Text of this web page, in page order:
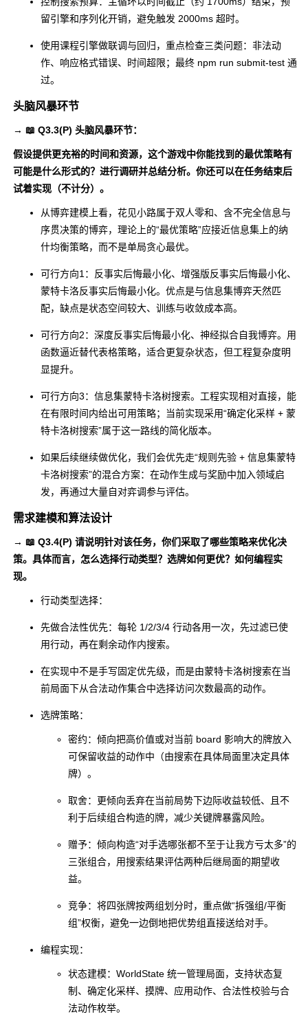
进计划（总结过程
点）
m &
Improveme
nt Plan
6
留引擎和序列化开销，避免触发 2000ms 超时。
使用课程引擎做联调与回归，重点检查三类问题：非法动
作、响应格式错误、时间超限；最终 npm run submit-test 通
过。
头脑风暴环节
→ 📖 Q3.3(P) 头脑风暴环节：
假设提供更充裕的时间和资源，这个游戏中你能找到的最优策略有
可能是什么形式的？进行调研并总结分析。你还可以在任务结束后
试着实现（不计分）。
从博弈建模上看，花见小路属于双人零和、含不完全信息与
序贯决策的博弈，理论上的“最优策略”应接近信息集上的纳
什均衡策略，而不是单局贪心最优。
可行方向1：反事实后悔最小化、增强版反事实后悔最小化、
蒙特卡洛反事实后悔最小化。优点是与信息集博弈天然匹
配，缺点是状态空间较大、训练与收敛成本高。
可行方向2：深度反事实后悔最小化、神经拟合自我博弈。用
函数逼近替代表格策略，适合更复杂状态，但工程复杂度明
显提升。
可行方向3：信息集蒙特卡洛树搜索。工程实现相对直接，能
在有限时间内给出可用策略；当前实现采用“确定化采样 + 蒙
特卡洛树搜索”属于这一路线的简化版本。
如果后续继续做优化，我们会优先走“规则先验 + 信息集蒙特
卡洛树搜索”的混合方案：在动作生成与奖励中加入领域启
发，再通过大量自对弈调参与评估。
需求建模和算法设计
→ 📖 Q3.4(P) 请说明针对该任务，你们采取了哪些策略来优化决
策。具体而言，怎么选择行动类型？选牌如何更优？如何编程实
现。
行动类型选择：
先做合法性优先：每轮 1/2/3/4 行动各用一次，先过滤已使
用行动，再在剩余动作内搜索。
在实现中不是手写固定优先级，而是由蒙特卡洛树搜索在当
前局面下从合法动作集合中选择访问次数最高的动作。
选牌策略：
密约：倾向把高价值或对当前 board 影响大的牌放入
可保留收益的动作中（由搜索在具体局面里决定具体
牌）。
取舍：更倾向丢弃在当前局势下边际收益较低、且不
利于后续组合构造的牌，减少关键牌暴露风险。
赠予：倾向构造“对手选哪张都不至于让我方亏太多”的
三张组合，用搜索结果评估两种后继局面的期望收
益。
竞争：将四张牌按两组划分时，重点做“拆强组/平衡
组”权衡，避免一边倒地把优势组直接送给对手。
编程实现：
状态建模： WorldState 统一管理局面，支持状态复
制、确定化采样、摸牌、应用动作、合法性校验与合
法动作枚举。